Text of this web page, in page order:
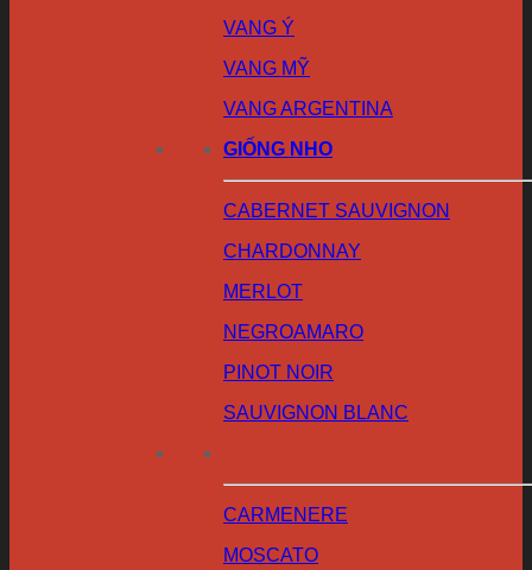
VANG Ý
VANG MỸ
VANG ARGENTINA
GIỐNG NHO
CABERNET SAUVIGNON
CHARDONNAY
MERLOT
NEGROAMARO
PINOT NOIR
SAUVIGNON BLANC
CARMENERE
MOSCATO